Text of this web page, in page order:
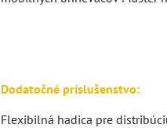
Dodatočné príslušenstvo:
Flexibilná hadica pre